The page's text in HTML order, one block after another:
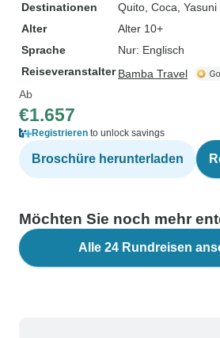
Destinationen
Quito , Coca ,
Alter
Alter 10+
Sprache
Nur: Englisch
Reiseveranstalter Bamba Travel
Ab
€1.657
Registrieren to unlock savings
Broschüre herunterladen
Möchten Sie noch mehr
Alle 24 Rundreisen